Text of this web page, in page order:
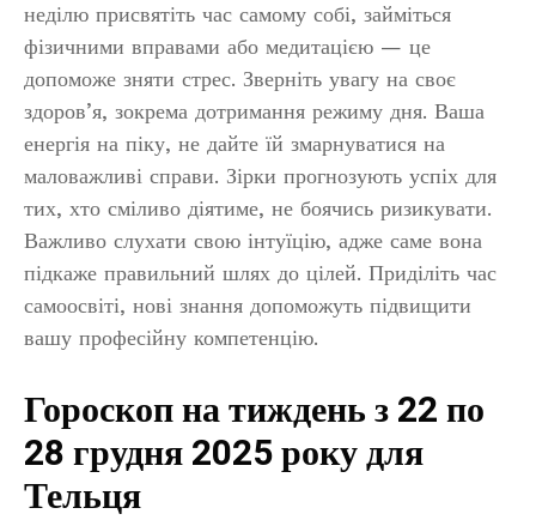
неділю присвятіть час самому собі, займіться
фізичними вправами або медитацією — це
допоможе зняти стрес. Зверніть увагу на своє
здоров’я, зокрема дотримання режиму дня. Ваша
енергія на піку, не дайте їй змарнуватися на
маловажливі справи. Зірки прогнозують успіх для
тих, хто сміливо діятиме, не боячись ризикувати.
Важливо слухати свою інтуїцію, адже саме вона
підкаже правильний шлях до цілей. Приділіть час
самоосвіті, нові знання допоможуть підвищити
вашу професійну компетенцію.
Гороскоп на тиждень з 22 по
28 грудня 2025 року для
Тельця